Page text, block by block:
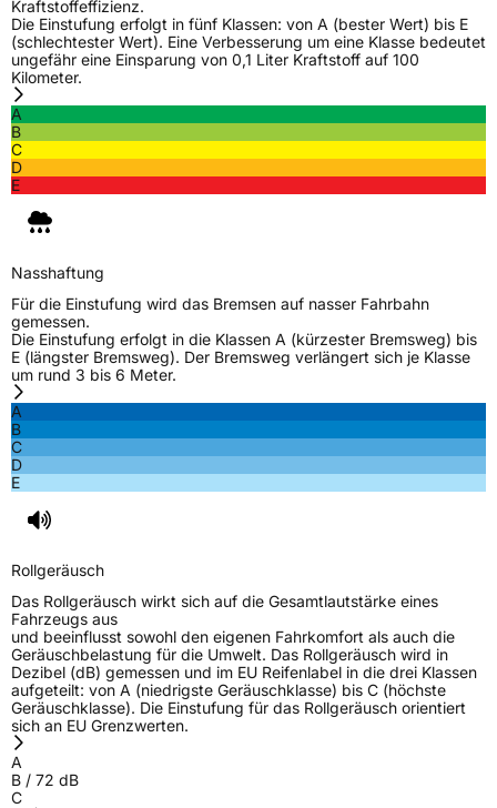
ModellnameWintersafe Van 2
FahrzeugartTransporter
Weitere Eigenschaften
Ja
EU Label
Effizienz
Fahrzeugklasse
C2
3PMSF / Schneeflockensymbol / Alpine-SymbolJa
EPREL ID 671210
Allgemeine Produktsicherheit (GPSR)
Herstellerkontakt
Kraftstoffeffizienz.
Die Einstufung erfolgt in fünf Klassen: von A (bester Wert) bis E
(schlechtester Wert). Eine Verbesserung um eine Klasse bedeutet
ungefähr eine Einsparung von 0,1 Liter Kraftstoff auf 100
Kilometer.
A
B
C
D
E
Nasshaftung
Für die Einstufung wird das Bremsen auf nasser Fahrbahn
gemessen.
Die Einstufung erfolgt in die Klassen A (kürzester Bremsweg) bis
E (längster Bremsweg). Der Bremsweg verlängert sich je Klasse
um rund 3 bis 6 Meter.
A
B
C
D
E
Rollgeräusch
Das Rollgeräusch wirkt sich auf die Gesamtlautstärke eines
Fahrzeugs aus
und beeinflusst sowohl den eigenen Fahrkomfort als auch die
Geräuschbelastung für die Umwelt. Das Rollgeräusch wird in
Dezibel (dB) gemessen und im EU Reifenlabel in die drei Klassen
aufgeteilt: von A (niedrigste Geräuschklasse) bis C (höchste
Geräuschklasse). Die Einstufung für das Rollgeräusch orientiert
sich an EU Grenzwerten.
A
B / 72 dB
C